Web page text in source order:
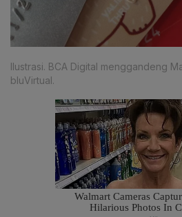
Ilustrasi. BCA Digital menggandeng
bluVirtual.